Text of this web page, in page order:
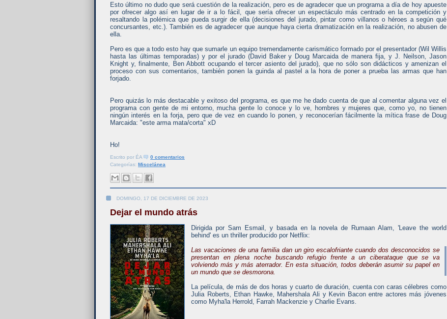
Esto último no dudo que será cuestión de la realización, pero es de agradecer que un programa a día de hoy apueste
por ofrecer algo así en lugar de ir a lo fácil, que sería ofrecer un espectáculo más centrado en la competición y
resaltando la polémica que pueda surgir de ella (decisiones del jurado, pintar como villanos o héroes a según qué
concursantes, etc.). También es de agradecer que aunque haya cierta dramatización en la realización, no abusen de
ella.
Pero es que a todo esto hay que sumarle un equipo tremendamente carismático formado por el presentador (Wil Willis
hasta las últimas temporadas) y por el jurado (David Baker y Doug Marcaida de manera fija, y J. Neilson, Jason
Knight y, finalmente, Ben Abbott ocupando el tercer asiento del jurado), que no sólo son didácticos y amenizan el
proceso con sus comentarios, también ponen la guinda al pastel a la hora de poner a prueba las armas que han
forjado.
Pero quizás lo más destacable y exitoso del programa, es que me he dado cuenta de que al comentar alguna vez el
programa con gente de mi entorno, mucha gente lo conoce y lo ve, hombres y mujeres que, como yo, no tienen
ningún interés en la forja, pero que de vez en cuando lo ponen, y reconocerían fácilmente la mítica frase de Doug
Marcaida: "este arma mata/corta" xD
Ho!
Escrito por ÉA
0 comentarios
Categorías: Miscelánea
DOMINGO, 17 DE DICIEMBRE DE 2023
Dejar el mundo atrás
Dirigida por Sam Esmail, y basada en la novela de Rumaan Alam, 'Leave the world
behind' es un thriller producido por Netflix:
Las vacaciones de una familia dan un giro escalofriante cuando dos desconocidos se
presentan en plena noche buscando refugio frente a un ciberataque que se va
volviendo más y más aterrador. En esta situación, todos deberán asumir su papel en
un mundo que se desmorona.
La película, de más de dos horas y cuarto de duración, cuenta con caras célebres como
Julia Roberts, Ethan Hawke, Mahershala Ali y Kevin Bacon entre actores más jóvenes
como Myha'la Herrold, Farrah Mackenzie y Charlie Evans.